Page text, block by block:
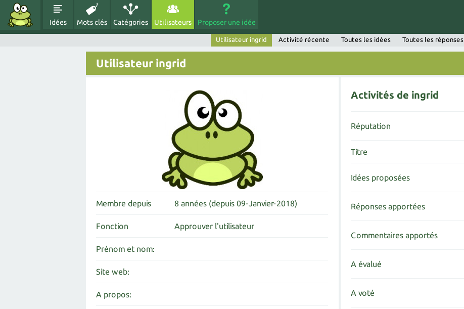
Idées Mots clés Catégories Utilisateurs Proposer une idée
Utilisateur ingrid Activité récente Toutes les idées Toutes les réponses
Utilisateur ingrid
Membre depuis 8 années (depuis 09-Janvier-2018)
Fonction Approuver l'utilisateur
Prénom et nom:
Site web:
A propos:
Activités de ingrid
Réputation
Titre
Idées proposées
Réponses apportées
Commentaires apportés
A évalué
A voté